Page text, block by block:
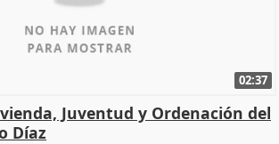
02:37
Juventud y Ordenación del
Díaz